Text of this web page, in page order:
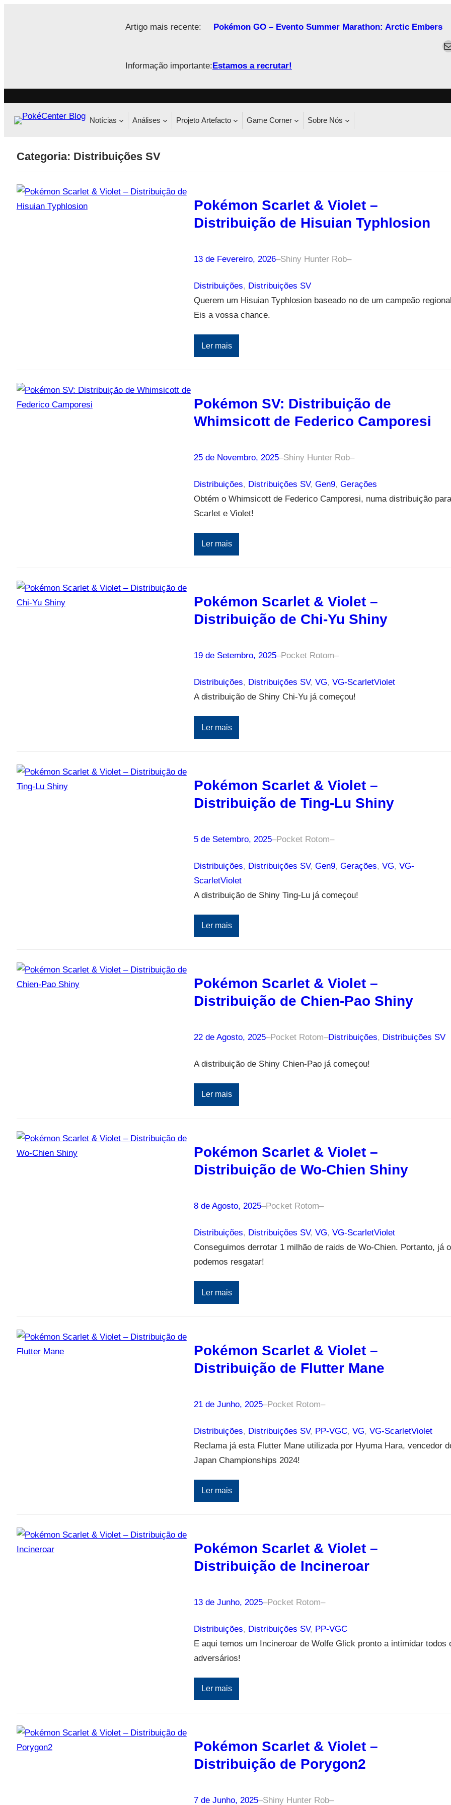
Artigo mais recente: Pokémon GO – Evento Summer Marathon: Arctic Embers
Informação importante:Estamos a recrutar!
Notícias Análises Projeto Artefacto Game Corner Sobre Nós
Categoria: Distribuições SV
Pokémon Scarlet & Violet –
Distribuição de Hisuian Typhlosion
13 de Fevereiro, 2026–Shiny Hunter Rob–
Distribuições, Distribuições SV
Querem um Hisuian Typhlosion baseado no de um campeão
Eis a vossa chance.
Ler mais
Pokémon SV: Distribuição de
Whimsicott de Federico Camporesi
25 de Novembro, 2025–Shiny Hunter Rob–
Distribuições, Distribuições SV, Gen9, Gerações
Obtém o Whimsicott de Federico Camporesi, numa distribuição para
Scarlet e Violet!
Ler mais
Pokémon Scarlet & Violet –
Distribuição de Chi-Yu Shiny
19 de Setembro, 2025–Pocket Rotom–
Distribuições, Distribuições SV, VG, VG-ScarletViolet
A distribuição de Shiny Chi-Yu já começou!
Ler mais
Pokémon Scarlet & Violet –
Distribuição de Ting-Lu Shiny
5 de Setembro, 2025–Pocket Rotom–
Distribuições, Distribuições SV, Gen9, Gerações, VG, VG-
ScarletViolet
A distribuição de Shiny Ting-Lu já começou!
Ler mais
Pokémon Scarlet & Violet –
Distribuição de Chien-Pao Shiny
22 de Agosto, 2025–Pocket Rotom–Distribuições, Distribuições SV
A distribuição de Shiny Chien-Pao já começou!
Ler mais
Pokémon Scarlet & Violet –
Distribuição de Wo-Chien Shiny
8 de Agosto, 2025–Pocket Rotom–
Distribuições, Distribuições SV, VG, VG-ScarletViolet
Conseguimos derrotar 1 milhão de raids de Wo-Chien. Portanto, já o
podemos resgatar!
Ler mais
Pokémon Scarlet & Violet –
Distribuição de Flutter Mane
21 de Junho, 2025–Pocket Rotom–
Distribuições, Distribuições SV, PP-VGC, VG, VG-ScarletViolet
Reclama já esta Flutter Mane utilizada por Hyuma Hara, vencedor
Japan Championships 2024!
Ler mais
Pokémon Scarlet & Violet –
Distribuição de Incineroar
13 de Junho, 2025–Pocket Rotom–
Distribuições, Distribuições SV, PP-VGC
E aqui temos um Incineroar de Wolfe Glick pronto a intimidar todos
adversários!
Ler mais
Pokémon Scarlet & Violet –
Distribuição de Porygon2
7 de Junho, 2025–Shiny Hunter Rob–